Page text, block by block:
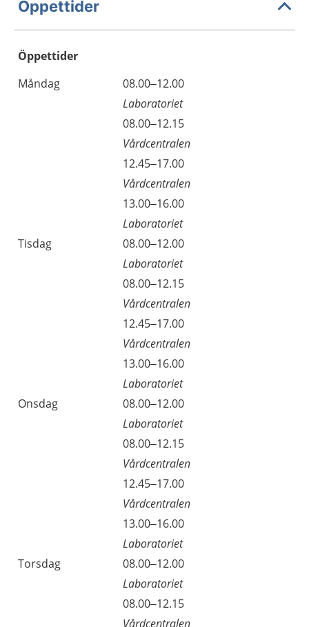
Öppettider
Öppettider
Dag
Öppettider
Kommentarer
Måndag
08.00–12.00
Laboratoriet
08.00–12.15
Vårdcentralen
12.45–17.00
Vårdcentralen
13.00–16.00
Laboratoriet
Tisdag
08.00–12.00
Laboratoriet
08.00–12.15
Vårdcentralen
12.45–17.00
Vårdcentralen
13.00–16.00
Laboratoriet
Onsdag
08.00–12.00
Laboratoriet
08.00–12.15
Vårdcentralen
12.45–17.00
Vårdcentralen
13.00–16.00
Laboratoriet
Torsdag
08.00–12.00
Laboratoriet
08.00–12.15
Vårdcentralen